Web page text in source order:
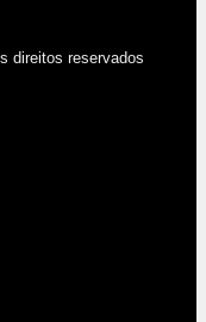
direitos reservados